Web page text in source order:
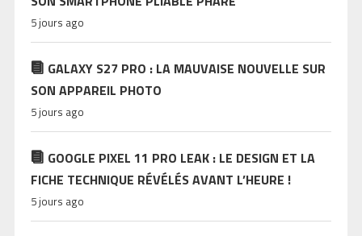
5 jours ago
GALAXY S27 PRO : LA MAUVAISE NOUVELLE SUR
SON APPAREIL PHOTO
5 jours ago
GOOGLE PIXEL 11 PRO LEAK : LE DESIGN ET LA
FICHE TECHNIQUE RÉVÉLÉS AVANT L’HEURE !
5 jours ago